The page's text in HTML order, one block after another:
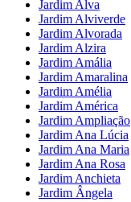
Jardim Alva
Jardim Alviverde
Jardim Alvorada
Jardim Alzira
Jardim Amália
Jardim Amaralina
Jardim Amélia
Jardim América
Jardim Ampliação
Jardim Ana Lúcia
Jardim Ana Maria
Jardim Ana Rosa
Jardim Anchieta
Jardim Ângela